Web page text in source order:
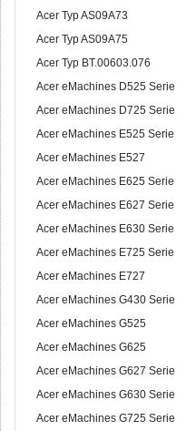
Acer Typ AS09A73
Acer Typ AS09A75
Acer Typ BT.00603.076
Acer eMachines D525 Serie
Acer eMachines D725 Serie
Acer eMachines E525 Serie
Acer eMachines E527
Acer eMachines E625 Serie
Acer eMachines E627 Serie
Acer eMachines E630 Serie
Acer eMachines E725 Serie
Acer eMachines E727
Acer eMachines G430 Serie
Acer eMachines G525
Acer eMachines G625
Acer eMachines G627 Serie
Acer eMachines G630 Serie
Acer eMachines G725 Serie